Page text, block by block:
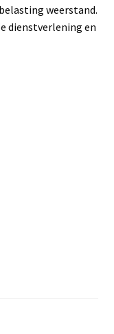
weerstand.
dienstverlening en